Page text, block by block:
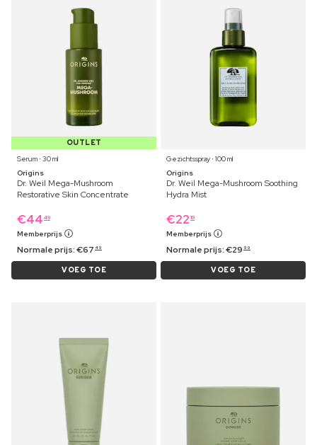
OUTLET
Serum ⋅ 30 ml
Origins
Dr. Weil Mega-Mushroom
Restorative Skin Concentrate
€44 49
Memberprijs
Normale prijs:€67 49
VOEG TOE
Gezichtsspray ⋅ 100 ml
Origins
Dr. Weil Mega-Mushroom Soothing
Hydra Mist
€22 19
Memberprijs
Normale prijs:€29 99
VOEG TOE